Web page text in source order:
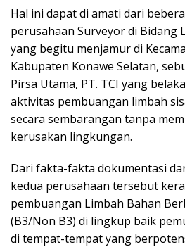
Hal ini dapat di amati dari
perusahaan Surveyor di Bidang
yang begitu menjamur di
Kabupaten Konawe Selatan,
Pirsa Utama, PT. TCI yang
aktivitas pembuangan limbah
secara sembarangan tanpa
kerusakan lingkungan.
Dari fakta-fakta dokumentasi
kedua perusahaan tersebut
pembuangan Limbah Bahan
(B3/Non B3) di lingkup baik
di tempat-tempat yang